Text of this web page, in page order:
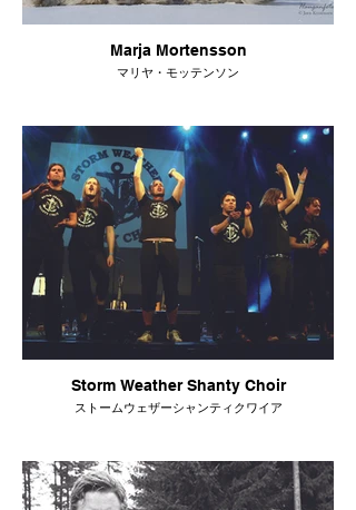
Marja Mortensson
マリヤ・モッテンソン
Storm Weather Shanty Choir
ストームウェザーシャンティクワイア